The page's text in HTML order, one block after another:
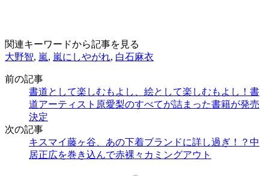
関連キーワードから記事を見る
大野智, 嵐, 嵐にしやがれ, 白石麻衣
前の記事
書道として楽しむもよし、絵として楽しむもよし！書
道アーティスト原愛梨のすべてが詰まった書籍が発売
決定
次の記事
キスマイ藤ヶ谷、あの下着ブランドに詳し過ぎ！？中
居正広を巻き込んで赤裸々カミングアウト